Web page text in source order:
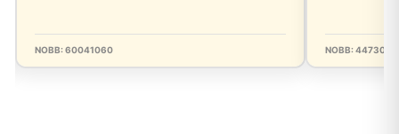
NOBB: 60041060 NOBB: